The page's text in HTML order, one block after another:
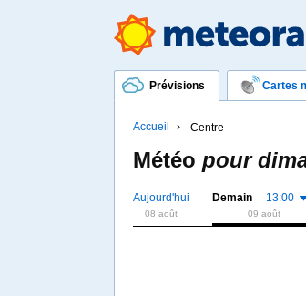
Prévisions Cartes
Accueil Centre
Météo pour
Aujourd'hui
08 août
Demain 13:00
09 août